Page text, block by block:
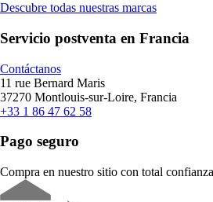
Descubre todas nuestras marcas
Servicio postventa en Francia
Contáctanos
11 rue Bernard Maris
37270 Montlouis-sur-Loire, Francia
+33 1 86 47 62 58
Pago seguro
Compra en nuestro sitio con total confianza